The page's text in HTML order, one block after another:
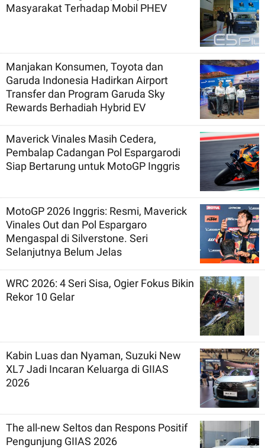
Masyarakat Terhadap Mobil PHEV
Manjakan Konsumen, Toyota dan
Garuda Indonesia Hadirkan Airport
Transfer dan Program Garuda Sky
Rewards Berhadiah Hybrid EV
Maverick Vinales Masih Cedera,
Pembalap Cadangan Pol Espargarodi
Siap Bertarung untuk MotoGP Inggris
MotoGP 2026 Inggris: Resmi, Maverick
Vinales Out dan Pol Espargaro
Mengaspal di Silverstone. Seri
Selanjutnya Belum Jelas
WRC 2026: 4 Seri Sisa, Ogier Fokus Bikin
Rekor 10 Gelar
Kabin Luas dan Nyaman, Suzuki New
XL7 Jadi Incaran Keluarga di GIIAS
2026
The all-new Seltos dan Respons Positif
Pengunjung GIIAS 2026